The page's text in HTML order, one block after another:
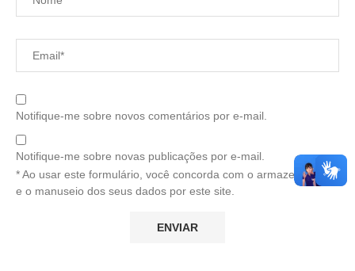
Notifique-me sobre novos comentários por e-mail.
Notifique-me sobre novas publicações por e-mail.
* Ao usar este formulário, você concorda com o armazenamento
e o manuseio dos seus dados por este site.